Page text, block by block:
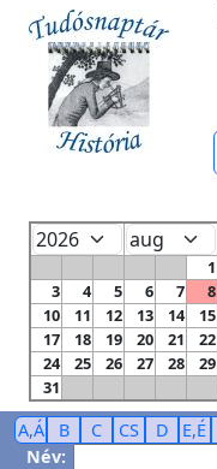
1
3
4 5 6 7 8
10
11 12 13 14 15
17
18 19 20 21 22
24
25 26 27 28 29
31
A,Á B C CS D E,É
Név: